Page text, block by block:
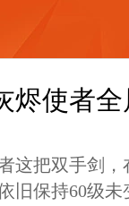
烬使者
这把双手剑
旧保持60级